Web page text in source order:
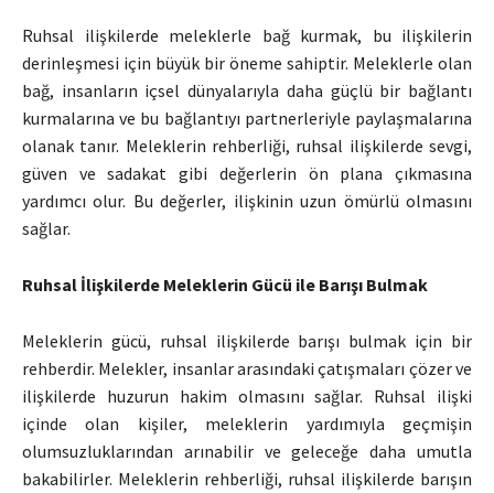
Ruhsal ilişkilerde meleklerle bağ kurmak, bu ilişkilerin
derinleşmesi için büyük bir öneme sahiptir. Meleklerle olan
bağ, insanların içsel dünyalarıyla daha güçlü bir bağlantı
kurmalarına ve bu bağlantıyı partnerleriyle paylaşmalarına
olanak tanır. Meleklerin rehberliği, ruhsal ilişkilerde sevgi,
güven ve sadakat gibi değerlerin ön plana çıkmasına
yardımcı olur. Bu değerler, ilişkinin uzun ömürlü olmasını
sağlar.
Ruhsal İlişkilerde Meleklerin Gücü ile Barışı Bulmak
Meleklerin gücü, ruhsal ilişkilerde barışı bulmak için bir
rehberdir. Melekler, insanlar arasındaki çatışmaları çözer ve
ilişkilerde huzurun hakim olmasını sağlar. Ruhsal ilişki
içinde olan kişiler, meleklerin yardımıyla geçmişin
olumsuzluklarından arınabilir ve geleceğe daha umutla
bakabilirler. Meleklerin rehberliği, ruhsal ilişkilerde barışın